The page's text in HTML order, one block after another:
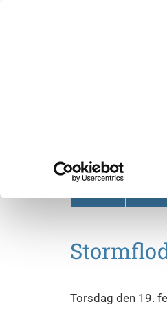
Torsdag den 19.